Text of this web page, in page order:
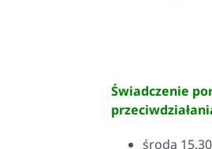
Świadczenie
środa